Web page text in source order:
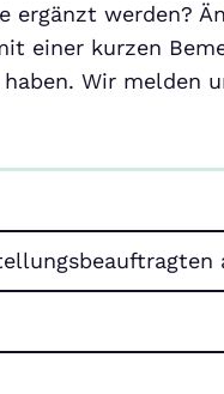
werden?
einer kurzen
Wir melden